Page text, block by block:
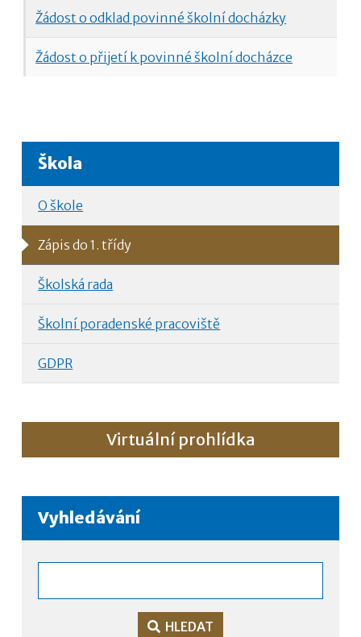
Žádost o odklad povinné školní docházky
Žádost o přijetí k povinné školní docházce
Škola
O škole
Zápis do 1. třídy
Školská rada
Školní poradenské pracoviště
GDPR
Virtuální prohlídka
Vyhledávání
HLEDAT